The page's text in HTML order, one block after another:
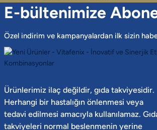
E-bültenimize
Özel indirim ve kampanyalardan ilk sizin
Ürünlerimiz ilaç değildir, gıda takviyesidir.
Herhangi bir hastalığın önlenmesi veya
tedavi edilmesi amacıyla kullanılamaz.
takviyeleri normal beslenmenin yerine